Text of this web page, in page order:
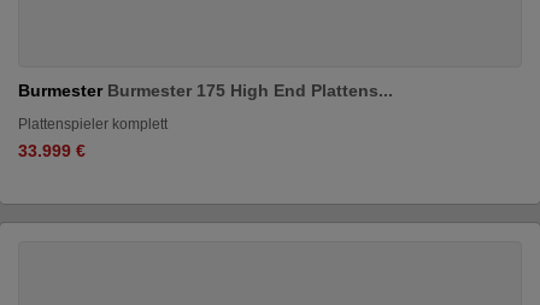
Burmester Burmester 175 High End Plattens...
Plattenspieler komplett
33.999 €